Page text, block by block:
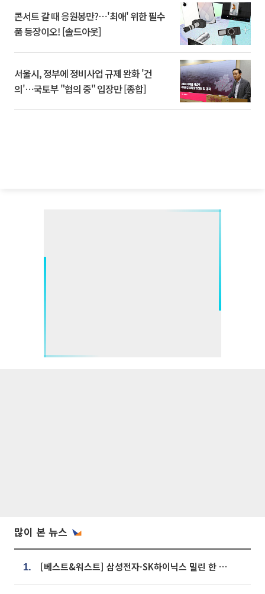
콘서트 갈 때 응원봉만?⋯'최애' 위한 필수
품 등장이오! [솔드아웃]
서울시, 정부에 정비사업 규제 완화 '건
의'⋯국토부 "협의 중" 입장만 [종합]
많이 본 뉴스
1. [베스트&워스트] 삼성전자·SK하이닉스 밀린 한 주…상상인증권은 85% 급등